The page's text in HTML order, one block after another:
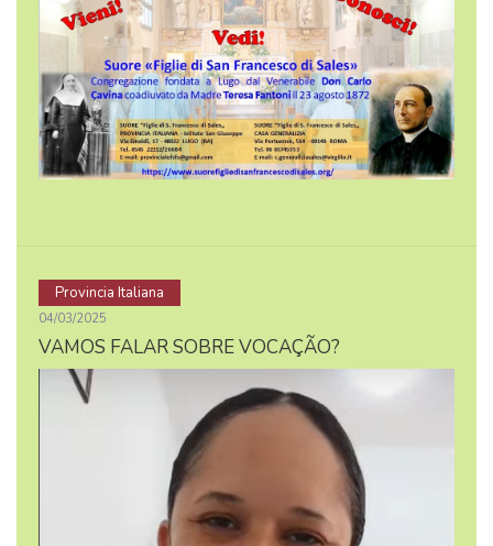
Provincia Italiana
04/03/2025
VAMOS FALAR SOBRE VOCAÇÃO?